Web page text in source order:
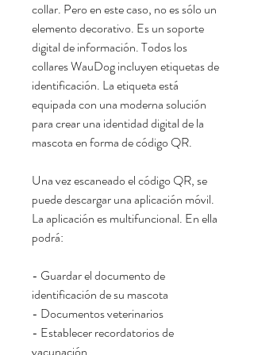
collar. Pero en este caso, no es sólo un
elemento decorativo. Es un soporte
digital de información. Todos los
collares WauDog incluyen etiquetas de
identificación. La etiqueta está
equipada con una moderna solución
para crear una identidad digital de la
mascota en forma de código QR.
Una vez escaneado el código QR, se
puede descargar una aplicación móvil.
La aplicación es multifuncional. En ella
podrá:
- Guardar el documento de
identificación de su mascota
- Documentos veterinarios
- Establecer recordatorios de